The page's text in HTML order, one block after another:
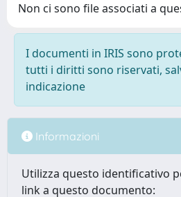
Non ci sono file associati a
I documenti in IRIS sono
tutti i diritti sono riservati,
indicazione
Informazioni
Utilizza questo identificativo
link a questo documento: